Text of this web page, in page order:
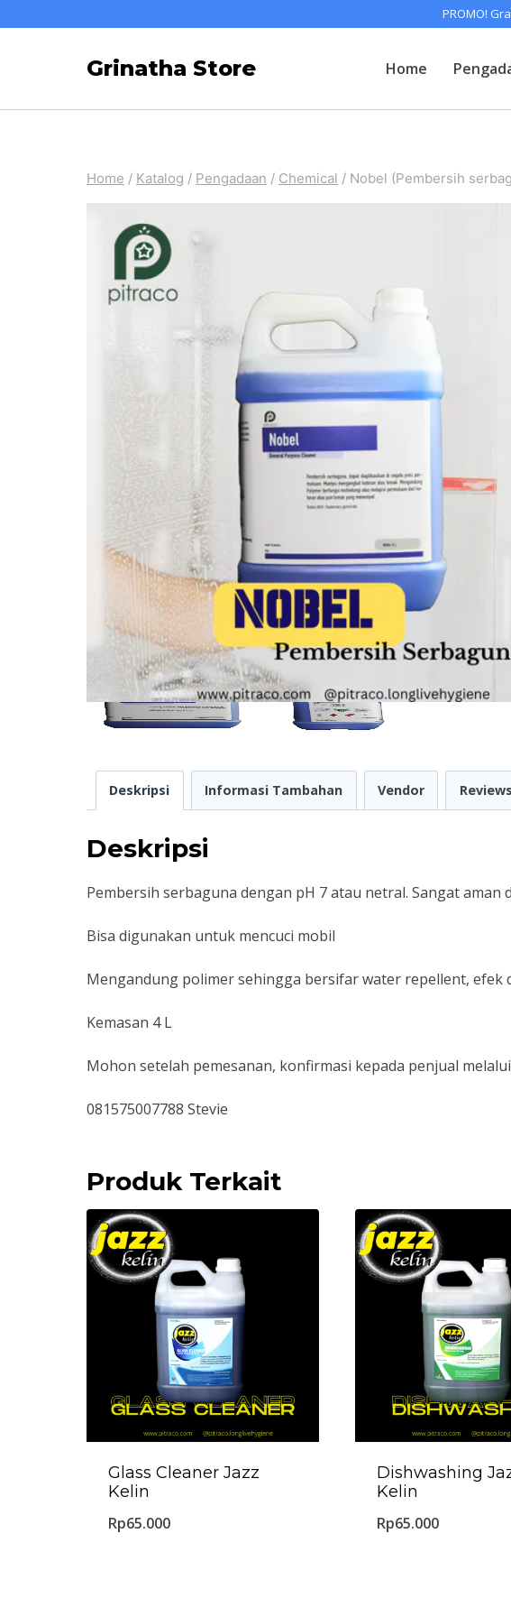
PROMO!
Grinatha Store Home
Home / Katalog / Pengadaan / Chemical / Nobel (Pembersih
Deskripsi Informasi Tambahan Vendor
Deskripsi
Pembersih serbaguna dengan pH 7 atau netral. Sangat
Bisa digunakan untuk mencuci mobil
Mengandung polimer sehingga bersifar water repellent, efek
Kemasan 4 L
Mohon setelah pemesanan, konfirmasi kepada penjual
081575007788 Stevie
Produk Terkait
Glass Cleaner Jazz
Kelin
Rp65.000
Dishwashing
Kelin
Rp65.000